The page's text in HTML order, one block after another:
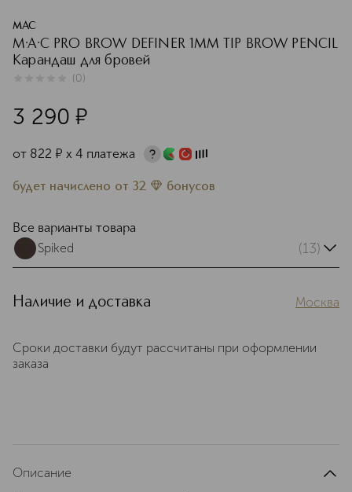
MAC
M·A·C PRO BROW DEFINER 1MM TIP BROW PENCIL
Карандаш для бровей
(0)
3 290 ¤
от 822 ¤ х 4 платежа
будет начислено от 32 бонусов
Все варианты товара
Spiked
(13)
Наличие и доставка Москва
Сроки доставки будут рассчитаны при оформлении
заказа
Описание